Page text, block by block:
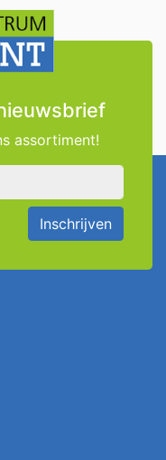
assortiment!
Inschrijven